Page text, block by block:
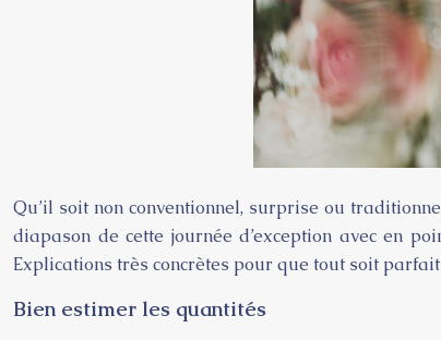
Qu’il soit non conventionnel, surprise ou
diapason de cette journée d’exception avec en
Explications très concrètes pour que tout soit parfait
Bien estimer les quantités